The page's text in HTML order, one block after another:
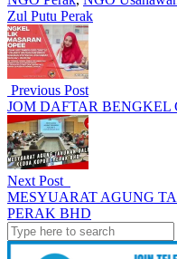
Zul Putu Perak
Previous Post
JOM DAFTAR BENGKEL
Next Post
MESYUARAT AGUNG
PERAK BHD
Search
for: